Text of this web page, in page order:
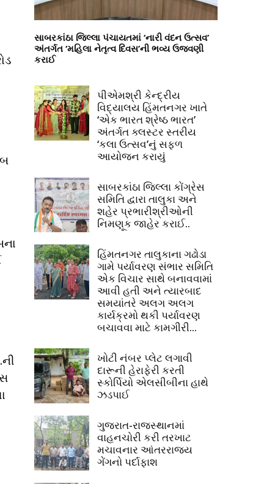
સાબરકાંઠા જિલ્લા પંચાયતમાં ‘નારી વંદન ઉત્સવ’
અંતર્ગત ‘મહિલા નેતૃત્વ દિવસ’ની ભવ્ય ઉજવણી
કરાઈ
પીએમશ્રી કેન્દ્રીય
વિદ્યાલય હિંમતનગર ખાતે
‘એક ભારત શ્રેષ્ઠ ભારત’
અંતર્ગત ક્લસ્ટર સ્તરીય
‘કલા ઉત્સવ’નું સફળ
આયોજન કરાયું
સાબરકાંઠા જિલ્લા કોંગ્રેસ
સમિતિ દ્વારા તાલુકા અને
શહેર પ્રભારીશ્રીઓની
નિમણૂક જાહેર કરાઈ..
હિંમતનગર તાલુકાના ગઢોડા
ગામે પર્યાવરણ સંભાર સમિતિ
એક વિચાર સાથે બનાવવામાં
આવી હતી અને ત્યારબાદ
સમયાંતરે અલગ અલગ
કાર્યક્રમો થકી પર્યાવરણ
બચાવવા માટે કામગીરી...
ખોટી નંબર પ્લેટ લગાવી
દારૂની હેરાફેરી કરતી
સ્કોર્પિયો એલસીબીના હાથે
ઝડપાઈ
ગુજરાત-રાજસ્થાનમાં
વાહનચોરી કરી તરખાટ
મચાવનાર આંતરરાજ્ય
ગેંગનો પર્દાફાશ